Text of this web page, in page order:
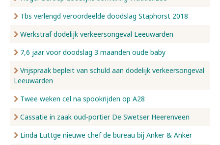
Tbs verlengd veroordeelde doodslag Staphorst 2018
Werkstraf dodelijk verkeersongeval Leeuwarden
7,6 jaar voor doodslag 3 maanden oude baby
Vrijspraak bepleit van schuld aan dodelijk verkeersongeval
Leeuwarden
Twee weken cel na spookrijden op A28
Cassatie in zaak oud-portier De Swetser Heerenveen
Linda Luttge nieuwe chef de bureau bij Anker & Anker